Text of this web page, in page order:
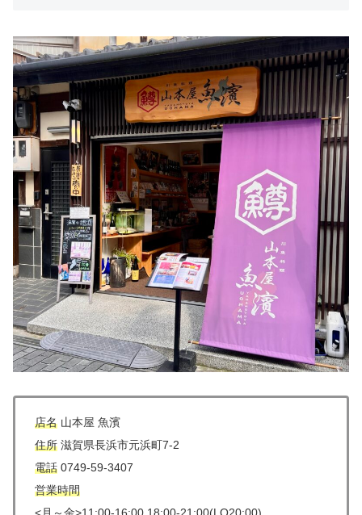
店名 山本屋 魚濱
住所 滋賀県長浜市元浜町7-2
電話 0749-59-3407
営業時間